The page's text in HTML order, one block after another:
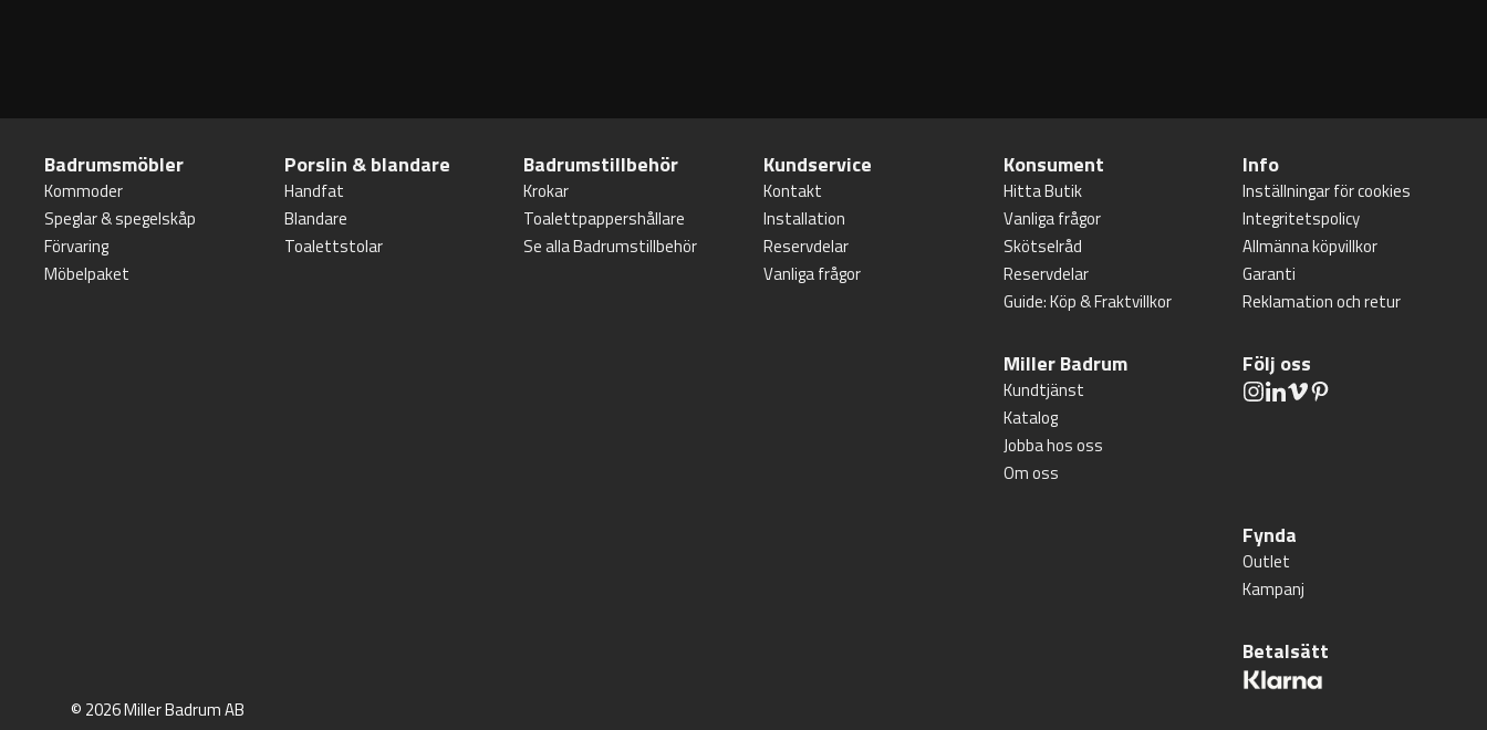
Badrumsmöbler
Kommoder
Speglar & spegelskåp
Förvaring
Möbelpaket
Porslin & blandare
Handfat
Blandare
Toalettstolar
Badrumstillbehör
Krokar
Toalettpappershållare
Se alla Badrumstillbehör
Kundservice
Kontakt
Installation
Reservdelar
Vanliga frågor
Konsument
Hitta Butik
Vanliga frågor
Skötselråd
Reservdelar
Guide: Köp & Fraktvillkor
Info
Inställningar för cookies
Integritetspolicy
Allmänna köpvillkor
Garanti
Reklamation och retur
Miller Badrum
Kundtjänst
Katalog
Jobba hos oss
Om oss
Följ oss
Fynda
Outlet
Kampanj
Betalsätt
© 2026 Miller Badrum AB